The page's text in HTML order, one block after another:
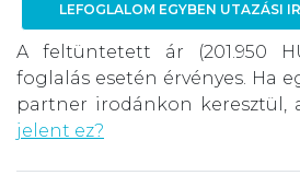
LEFOGLALOM EGYBEN UTAZÁSI
A feltüntetett ár (201.950
foglalás esetén érvényes. Ha
partner irodánkon keresztül,
jelent ez?